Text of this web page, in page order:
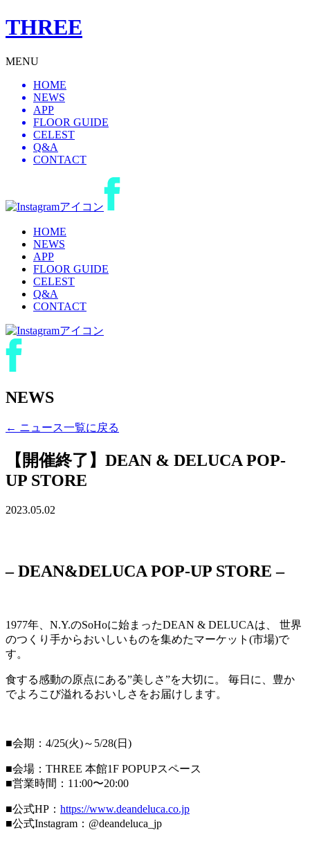
THREE
MENU
HOME
NEWS
APP
FLOOR GUIDE
CELEST
Q&A
CONTACT
HOME
NEWS
APP
FLOOR GUIDE
CELEST
Q&A
CONTACT
NEWS
← ニュース一覧に戻る
【開催終了】DEAN & DELUCA POP-
UP STORE
2023.05.02
– DEAN&DELUCA POP-UP STORE –
1977年、N.Y.のSoHoに始まったDEAN & DELUCAは、 世界
のつくり手からおいしいものを集めたマーケット(市場)で
す。
食する感動の原点にある”美しさ”を大切に。 毎日に、豊か
でよろこび溢れるおいしさをお届けします。
■会期：4/25(火)～5/28(日)
■会場：THREE 本館1F POPUPスペース
■営業時間：11:00〜20:00
■公式HP： https://www.deandeluca.co.jp
■公式Instagram：@deandeluca_jp